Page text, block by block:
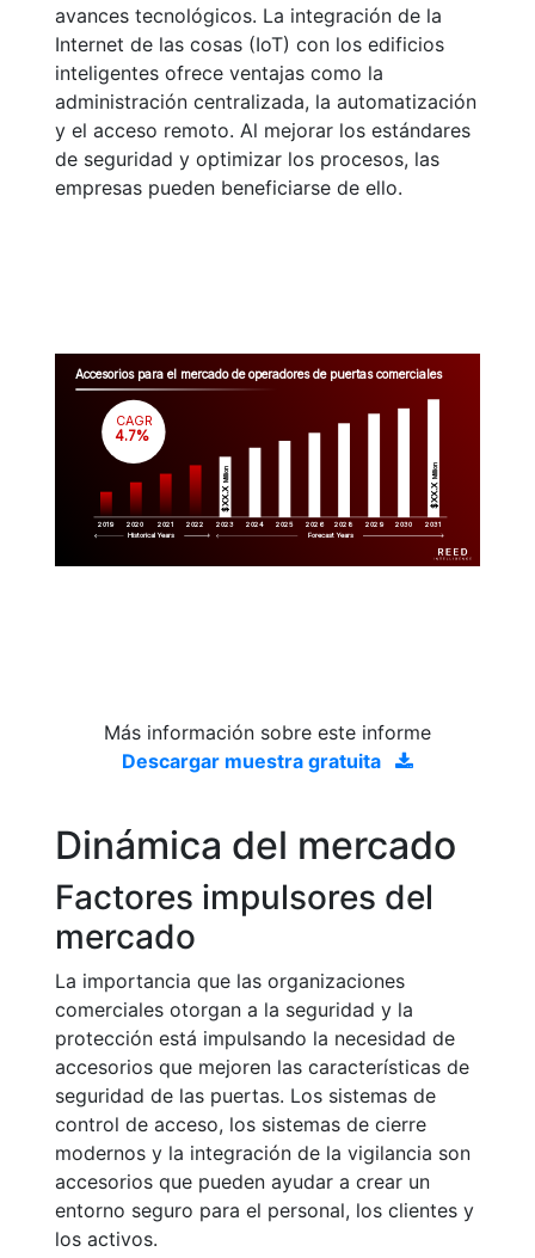
avances tecnológicos. La integración de la
Internet de las cosas (IoT) con los edificios
inteligentes ofrece ventajas como la
administración centralizada, la automatización
y el acceso remoto. Al mejorar los estándares
de seguridad y optimizar los procesos, las
empresas pueden beneficiarse de ello.
Accesorios para el mercado de operadores de puertas comerciales
2019 2020 2021 2022 2023 2024 2025 2026 2028 2029 2030 2031
$XX.X
Million
$XX.X
Million
CAGR
4.7%
Historical Years Forecast Years
Más información sobre este informe
Descargar muestra gratuita
Dinámica del mercado
Factores impulsores del
mercado
La importancia que las organizaciones
comerciales otorgan a la seguridad y la
protección está impulsando la necesidad de
accesorios que mejoren las características de
seguridad de las puertas. Los sistemas de
control de acceso, los sistemas de cierre
modernos y la integración de la vigilancia son
accesorios que pueden ayudar a crear un
entorno seguro para el personal, los clientes y
los activos.